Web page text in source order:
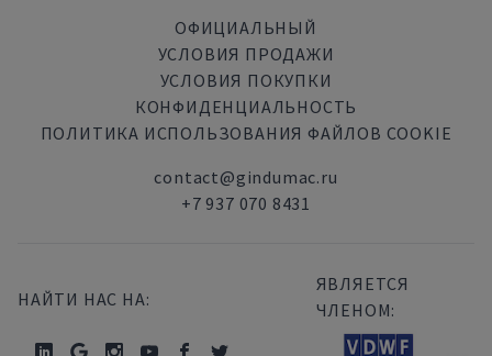
ОФИЦИАЛЬНЫЙ
УСЛОВИЯ ПРОДАЖИ
УСЛОВИЯ ПОКУПКИ
КОНФИДЕНЦИАЛЬНОСТЬ
ПОЛИТИКА ИСПОЛЬЗОВАНИЯ ФАЙЛОВ COOKIE
contact@gindumac.ru
+7 937 070 8431
НАЙТИ НАС НА:
ЯВЛЯЕТСЯ
ЧЛЕНОМ: